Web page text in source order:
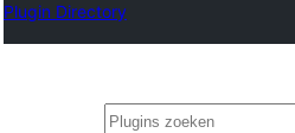
Plugin Directory
Zoeken